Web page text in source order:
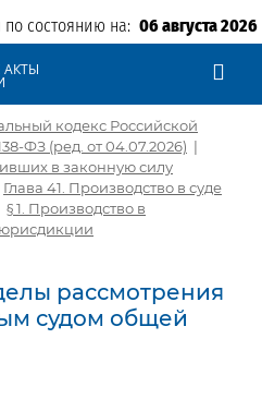
по состоянию на: 06 августа 2026
кодекс Российской
ФЗ (ред. от 04.07.2026) |
в законную силу
Глава 41. Производство в суде
§ 1. Производство в
рассмотрения
судом общей